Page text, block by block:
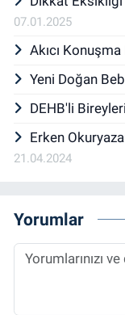
07.01.2025
Akıcı
Yeni Doğan
DEHB'li
Erken
21.04.2024
Yorumlar